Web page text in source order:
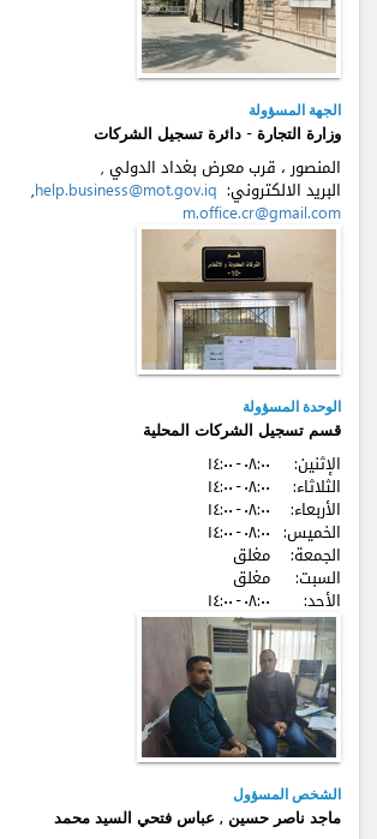
الجهة المسؤولة
وزارة التجارة - دائرة تسجيل الشركات
المنصور ، قرب معرض بغداد الدولي ,
البريد الالكتروني: help.business@mot.gov.iq
,
m.office.cr@gmail.com
الوحدة المسؤولة
قسم تسجيل الشركات المحلية
الإثنين: ٠٨:٠٠ - ۱٤:٠٠
الثلاثاء: ٠٨:٠٠ - ۱٤:٠٠
الأربعاء: ٠٨:٠٠ - ۱٤:٠٠
الخميس: ٠٨:٠٠ - ۱٤:٠٠
الجمعة: مغلق
السبت: مغلق
الأحد: ٠٨:٠٠ - ۱٤:٠٠
الشخص المسؤول
ماجد ناصر حسين , عباس فتحي السيد محمد